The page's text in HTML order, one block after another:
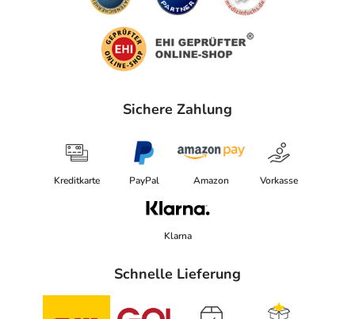
Sichere Zahlung
Kreditkarte PayPal Amazon Vorkasse
Klarna
Schnelle Lieferung